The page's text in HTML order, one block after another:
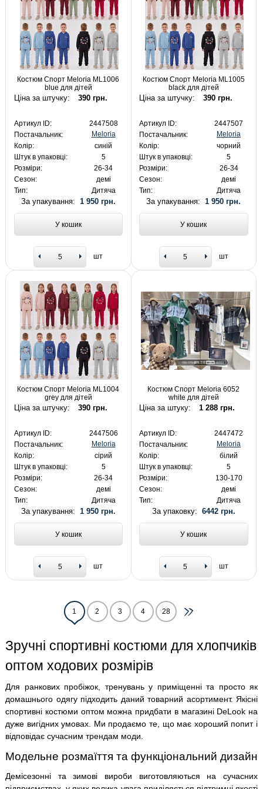
Костюм Спорт Meloria ML1006
blue для дітей
Ціна за штучку: 390 грн.
Артикул ID:
2447508
Постачальник:
Meloria
Колір:
синій
Штук в упаковці:
5
Розміри:
26-34
Сезон:
демі
Тип:
Дитяча
За упакування: 1 950 грн.
У кошик
шт
Костюм Спорт Meloria ML1005
black для дітей
Ціна за штучку: 390 грн.
Артикул ID:
2447507
Постачальник:
Meloria
Колір:
чорний
Штук в упаковці:
5
Розміри:
26-34
Сезон:
демі
Тип:
Дитяча
За упакування:1 950 грн.
У кошик
шт
Костюм Спорт Meloria ML1004
grey для дітей
Ціна за штучку: 390 грн.
Артикул ID:
2447506
Постачальник:
Meloria
Колір:
сірий
Штук в упаковці:
5
Розміри:
26-34
Сезон:
демі
Тип:
Дитяча
За упакування: 1 950 грн.
У кошик
шт
Костюм Спорт Meloria 6052
white для дітей
Ціна за штуку: 1 288 грн.
Артикул ID:
2447472
Постачальник:
Meloria
Колір:
білий
Штук в упаковці:
5
Розміри:
130-170
Сезон:
демі
Тип:
Дитяча
За упаковку: 6442 грн.
У кошик
шт
1 2 3 4 28
Зручні спортивні костюми для хлопчиків
оптом ходових розмірів
Для ранкових пробіжок, тренувань у приміщенні та просто як
домашнього одягу підходить даний товарний асортимент. Якісні
спортивні костюми оптом можна придбати в магазині DeLook на
дуже вигідних умовах. Ми продаємо те, що має хороший попит і
відповідає сучасним трендам моди.
Модельне розмаїття та функціональний дизайн
Демісезонні та зимові вироби виготовляються на сучасних